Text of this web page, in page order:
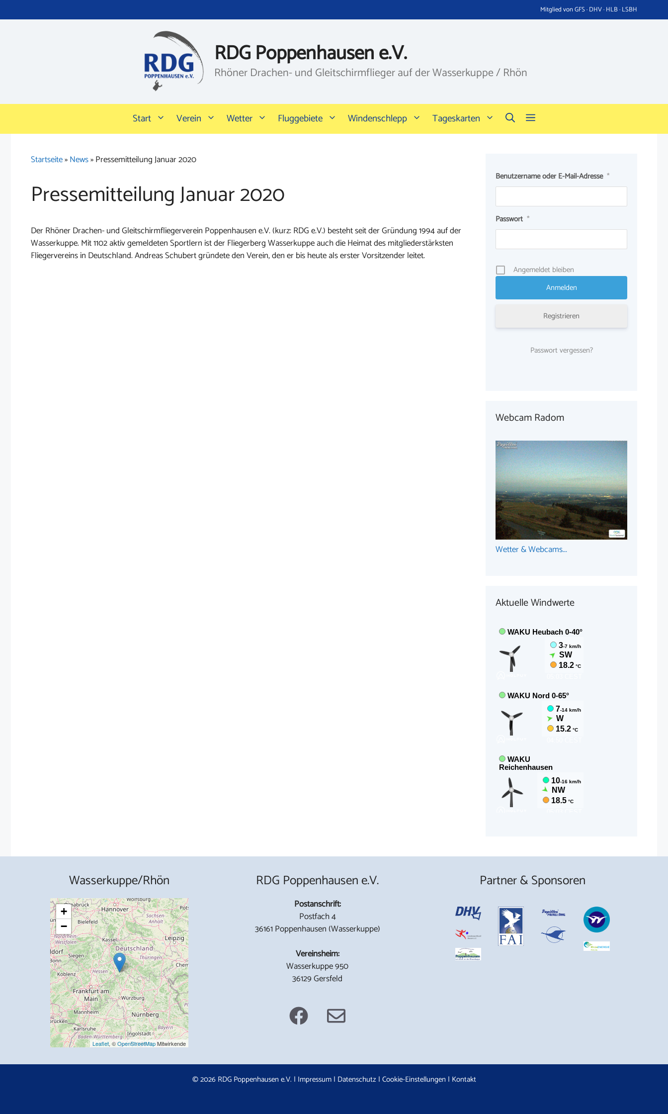
Inhalt
Mitglied von GFS · DHV · HLB · LSBH
RDG Poppenhausen e.V.
Rhöner Drachen- und Gleitschirmflieger auf der Wasserkuppe / Rhön
Start Verein Wetter Fluggebiete Windenschlepp Tageskarten
Startseite»News»Pressemitteilung Januar 2020
Pressemitteilung Januar 2020
Der Rhöner Drachen- und Gleitschirmfliegerverein Poppenhausen e.V. (kurz: RDG e.V.) besteht seit der Gründung 1994 auf der
Wasserkuppe. Mit 1102 aktiv gemeldeten Sportlern ist der Fliegerberg Wasserkuppe auch die Heimat des mitgliederstärksten
Fliegervereins in Deutschland. Andreas Schubert gründete den Verein, den er bis heute als erster Vorsitzender leitet.
Benutzername oder E-Mail-Adresse *
Passwort *
Angemeldet bleiben
Registrieren
Passwort vergessen?
Webcam Radom
Wetter & Webcams...
Aktuelle Windwerte
Wasserkuppe/Rhön
+
−
Leaflet, ©OpenStreetMapMitwirkende
RDG Poppenhausen e.V.
Postanschrift:
Postfach 4
36161 Poppenhausen (Wasserkuppe)
Vereinsheim:
Wasserkuppe 950
36129 Gersfeld
Partner & Sponsoren
© 2026 RDG Poppenhausen e.V. | Impressum| Datenschutz | Cookie-Einstellungen | Kontakt